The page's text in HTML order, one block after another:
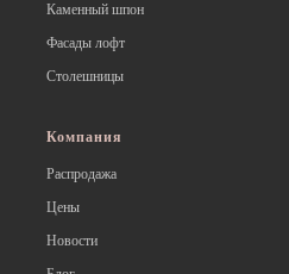
Каменный шпон
Фасады лофт
Столешницы
Компания
Распродажа
Цены
Новости